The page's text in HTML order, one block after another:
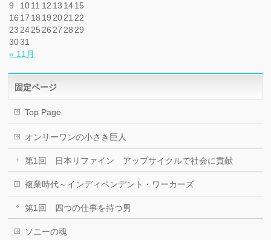
« 11月
9
1011 12 13 1415
16 17 18 19 2021 22
23 2425 26 27 28 29
3031
固定ページ
Top Page
オンリーワンの小さき巨人
第1回 日本リファイン アップサイクルで社会に貢献
複業時代～インディペンデント・ワーカーズ
第1回 四つの仕事を持つ男
ソニーの魂